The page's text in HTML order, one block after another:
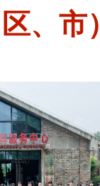
、市